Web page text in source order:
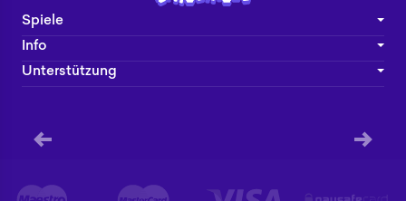
Spiele
Info
Unterstützung